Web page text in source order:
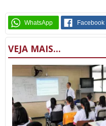
VEJA MAIS...